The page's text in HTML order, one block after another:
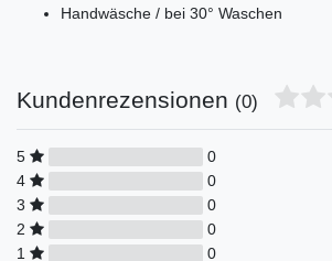
Handwäsche / bei 30° Waschen
Kundenrezensionen (0)
5
0
4
0
3
0
2
0
1
0